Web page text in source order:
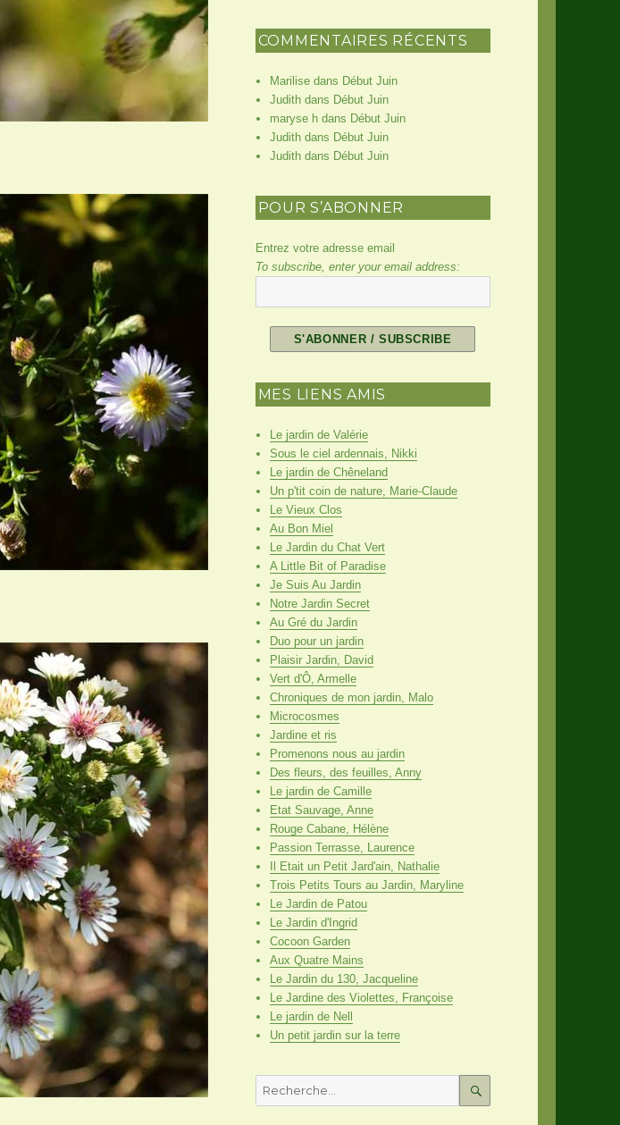
COMMENTAIRES RÉCENTS
Marilisedans Début Juin
Judithdans Début Juin
maryse hdans Début Juin
Judithdans Début Juin
Judithdans Début Juin
POUR S’ABONNER
Entrez votre adresse email
To subscribe, enter your email address:
MES LIENS AMIS
Le jardin de Valérie
Sous le ciel ardennais, Nikki
Le jardin de Chêneland
Un p'tit coin de nature, Marie-Claude
Le Vieux Clos
Au Bon Miel
Le Jardin du Chat Vert
A Little Bit of Paradise
Je Suis Au Jardin
Notre Jardin Secret
Au Gré du Jardin
Duo pour un jardin
Plaisir Jardin, David
Vert d'Ô, Armelle
Chroniques de mon jardin, Malo
Microcosmes
Jardine et ris
Promenons nous au jardin
Des fleurs, des feuilles, Anny
Le jardin de Camille
Etat Sauvage, Anne
Rouge Cabane, Hélène
Passion Terrasse, Laurence
Il Etait un Petit Jard'ain, Nathalie
Trois Petits Tours au Jardin, Maryline
Le Jardin de Patou
Le Jardin d'Ingrid
Cocoon Garden
Aux Quatre Mains
Le Jardin du 130, Jacqueline
Le Jardine des Violettes, Françoise
Le jardin de Nell
Un petit jardin sur la terre
Recherche